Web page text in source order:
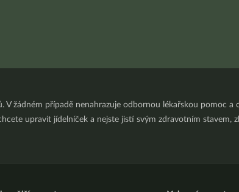
žádném případě nenahrazuje odbornou lékařskou pomoc a
upravit jídelníček a nejste jistí svým zdravotním stavem,